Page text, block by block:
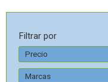
Filtrar por
Precio
Marcas